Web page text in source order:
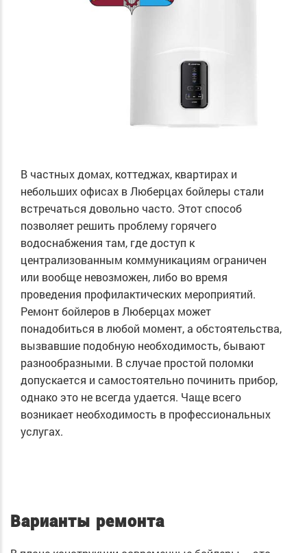
В частных домах, коттеджах, квартирах и
небольших офисах в Люберцах бойлеры стали
встречаться довольно часто. Этот способ
позволяет решить проблему горячего
водоснабжения там, где доступ к
централизованным коммуникациям ограничен
или вообще невозможен, либо во время
проведения профилактических мероприятий.
Ремонт бойлеров в Люберцах может
понадобиться в любой момент, а обстоятельства,
вызвавшие подобную необходимость, бывают
разнообразными. В случае простой поломки
допускается и самостоятельно починить прибор,
однако это не всегда удается. Чаще всего
возникает необходимость в профессиональных
услугах.
Варианты ремонта